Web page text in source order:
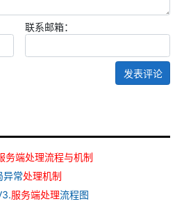
联系邮箱：
发表评论
务端处理流程与机制
异常处理机制
服务端处理流程图